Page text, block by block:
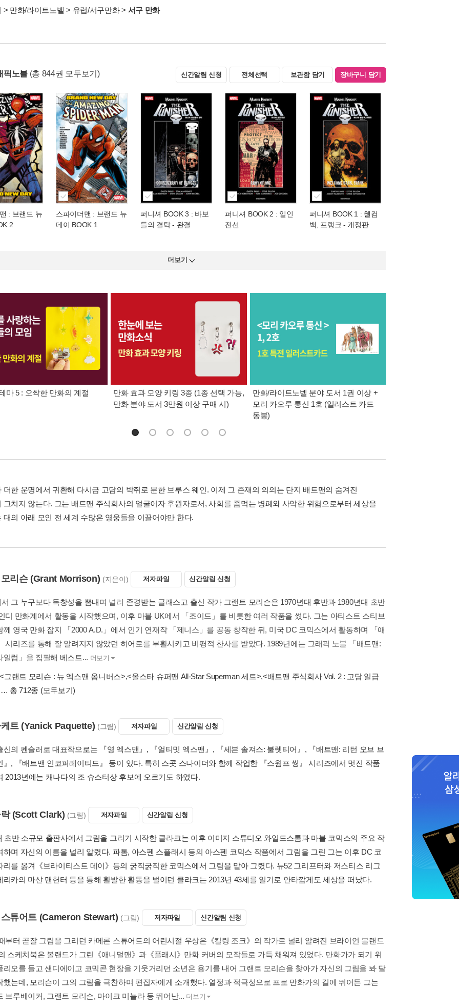
> 만화/라이트노벨 > 유럽/서구만화> 서구 만화
픽노블 (총 844권 모두보기) 신간알림 신청 전체선택 보관함 담기 장바구니 담기
: 브랜드 뉴
2
스파이더맨 : 브랜드 뉴
데이 BOOK 1
퍼니셔 BOOK 3 : 바보
들의 결탁- 완결
퍼니셔 BOOK 2 : 일인
전선
퍼니셔 BOOK 1 : 웰컴
백, 프랭크 - 개정판
더보기
마 5 : 오싹한 만화의 계절
만화 효과 모양 키링 3종 (1종 선택 가능,
만화 분야 도서 3만원 이상 구매 시)
만화/라이트노벨 분야 도서 1권 이상 +
모리 카오루 통신 1호 (일러스트 카드
동봉)
더한 운명에서 귀환해 다시금 고담의 박쥐로 분한 브루스 웨인. 이제 그 존재의 의의는 단지 배트맨의 숨겨진
그치지 않는다. 그는 배트맨 주식회사의 얼굴이자 후원자로서, 사회를 좀먹는 병폐와 사악한 위험으로부터 세상을
대의 아래 모인 전 세계 수많은 영웅들을 이끌어야만 한다.
리슨(Grant Morrison) (지은이) 저자파일 신간알림 신청
그 누구보다 독창성을 뽐내며 널리 존경받는 글래스고 출신 작가 그랜트 모리슨은 1970년대 후반과 1980년대 초반
디 만화계에서 활동을 시작했으며, 이후 마블 UK에서 「조이드」를 비롯한 여러 작품을 썼다. 그는 아티스트 스티브
께 영국 만화 잡지 「2000 A.D.」에서 인기 연재작 「제니스」를 공동 창작한 뒤, 미국 DC 코믹스에서 활동하며 「애
시리즈를 통해 잘 알려지지 않았던 히어로를 부활시키고 비평적 찬사를 받았다. 1989년에는 그래픽 노블 「배트맨:
일럼」을 집필해 베스트... 더보기
<그랜트 모리슨 : 뉴 엑스맨 옴니버스>,<올스타 슈퍼맨 All-Star Superman 세트>,<배트맨 주식회사 Vol. 2 : 고담 일급
… 총 712종 (모두보기)
트(Yanick Paquette) (그림) 저자파일 신간알림 신청
신의 펜슬러로 대표작으로는 『영 엑스맨』, 『얼티밋 엑스맨』, 『세븐 솔져스: 불렛티어』, 『배트맨: 리턴 오브 브
』, 『배트맨 인코퍼레이티드』 등이 있다. 특히 스콧 스나이더와 함께 작업한 『스웜프 씽』 시리즈에서 멋진 작품
2013년에는 캐나다의 조 슈스터상 후보에 오르기도 하였다.
(Scott Clark) (그림) 저자파일 신간알림 신청
초반 소규모 출판사에서 그림을 그리기 시작한 클라크는 이후 이미지 스튜디오 와일드스톰과 마블 코믹스의 주요 작
하며 자신의 이름을 널리 알렸다. 파톰, 아스펜 스플래시 등의 아스펜 코믹스 작품에서 그림을 그린 그는 이후 DC 코
리를 옮겨《브라이티스트 데이》등의 굵직굵직한 코믹스에서 그림을 맡아 그렸다. 뉴52 그리프터와 저스티스 리그
리카의 마샨 맨헌터 등을 통해 활발한 활동을 벌이던 클라크는 2013년 43세를 일기로 안타깝게도 세상을 떠났다.
튜어트 (Cameron Stewart) (그림) 저자파일 신간알림 신청
부터 곧잘 그림을 그리던 카메론 스튜어트의 어린시절 우상은《킬링 조크》의 작가로 널리 알려진 브라이언 볼랜드
스케치북은 볼랜드가 그린《애니멀맨》과《플래시》만화 커버의 모작들로 가득 채워져 있었다. 만화가가 되기 위
리오를 들고 샌디에이고 코믹콘 현장을 기웃거리던 소년은 용기를 내어 그랜트 모리슨을 찾아가 자신의 그림을 봐 달
했는데, 모리슨이 그의 그림을 극찬하며 편집자에게 소개했다. 열정과 적극성으로 프로 만화가의 길에 뛰어든 그는
브루베이커, 그랜트 모리슨, 마이크 미뇰라 등 뛰어난... 더보기